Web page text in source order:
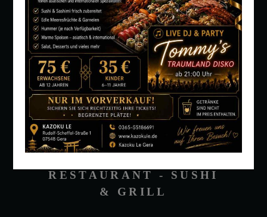
RESTAURANT - SUSHI
& GRILL